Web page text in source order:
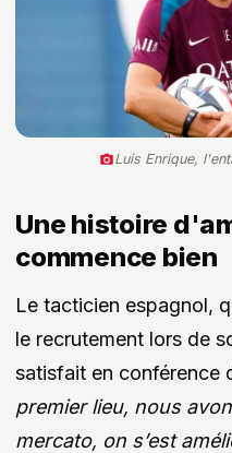
Luis Enrique,
Une histoire
commence bien
Le tacticien espagnol,
le recrutement lors de
satisfait en conférence
premier lieu, nous
mercato, on s’est